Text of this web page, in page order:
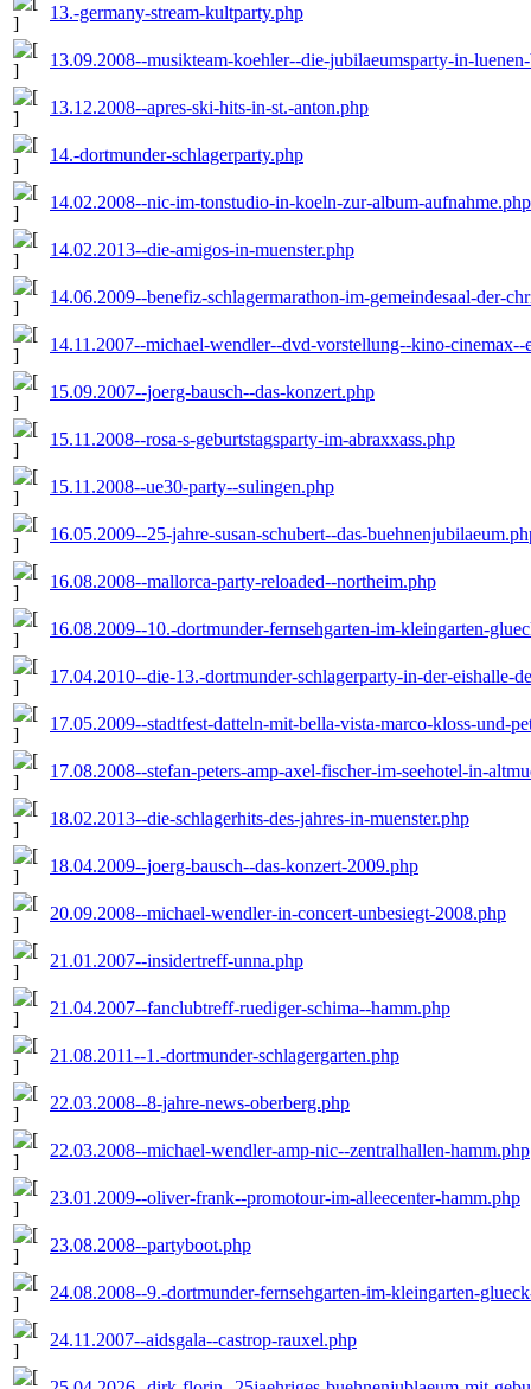
13.-germany-stream-kultparty.php
13.09.2008--musikteam-koehler--die-jubilaeumsparty-in-
13.12.2008--apres-ski-hits-in-st.-anton.php
14.-dortmunder-schlagerparty.php
14.02.2008--nic-im-tonstudio-in-koeln-zur-album-aufnahme.php
14.02.2013--die-amigos-in-muenster.php
14.06.2009--benefiz-schlagermarathon-im-gemeindesaal-der-
14.11.2007--michael-wendler--dvd-vorstellung--kino-cinemax--
15.09.2007--joerg-bausch--das-konzert.php
15.11.2008--rosa-s-geburtstagsparty-im-abraxxass.php
15.11.2008--ue30-party--sulingen.php
16.05.2009--25-jahre-susan-schubert--das-
16.08.2008--mallorca-party-reloaded--northeim.php
16.08.2009--10.-dortmunder-fernsehgarten-im-kleingarten-
17.04.2010--die-13.-dortmunder-schlagerparty-in-der-eishalle-
17.05.2009--stadtfest-datteln-mit-bella-vista-marco-kloss-und-
17.08.2008--stefan-peters-amp-axel-fischer-im-seehotel-in-
18.02.2013--die-schlagerhits-des-jahres-in-muenster.php
18.04.2009--joerg-bausch--das-konzert-2009.php
20.09.2008--michael-wendler-in-concert-unbesiegt-2008.php
21.01.2007--insidertreff-unna.php
21.04.2007--fanclubtreff-ruediger-schima--hamm.php
21.08.2011--1.-dortmunder-schlagergarten.php
22.03.2008--8-jahre-news-oberberg.php
22.03.2008--michael-wendler-amp-nic--zentralhallen-hamm.php
23.01.2009--oliver-frank--promotour-im-alleecenter-hamm.php
23.08.2008--partyboot.php
24.08.2008--9.-dortmunder-fernsehgarten-im-kleingarten-
24.11.2007--aidsgala--castrop-rauxel.php